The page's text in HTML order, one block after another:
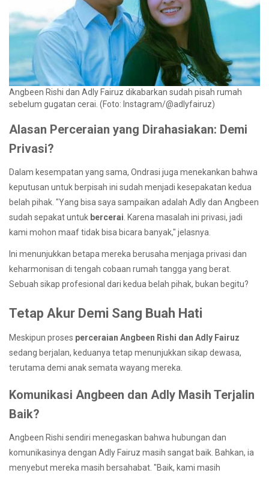
Angbeen Rishi dan Adly Fairuz dikabarkan sudah pisah rumah
sebelum gugatan cerai. (Foto: Instagram/@adlyfairuz)
Alasan Perceraian yang Dirahasiakan: Demi
Privasi?
Dalam kesempatan yang sama, Ondrasi juga menekankan bahwa
keputusan untuk berpisah ini sudah menjadi kesepakatan kedua
belah pihak. "Yang bisa saya sampaikan adalah Adly dan Angbeen
sudah sepakat untuk bercerai . Karena masalah ini privasi, jadi
kami mohon maaf tidak bisa bicara banyak," jelasnya.
Ini menunjukkan betapa mereka berusaha menjaga privasi dan
keharmonisan di tengah cobaan rumah tangga yang berat.
Sebuah sikap profesional dari kedua belah pihak, bukan begitu?
Tetap Akur Demi Sang Buah Hati
Meskipun proses perceraian Angbeen Rishi dan Adly Fairuz
sedang berjalan, keduanya tetap menunjukkan sikap dewasa,
terutama demi anak semata wayang mereka.
Komunikasi Angbeen dan Adly Masih Terjalin
Baik?
Angbeen Rishi sendiri menegaskan bahwa hubungan dan
komunikasinya dengan Adly Fairuz masih sangat baik. Bahkan, ia
menyebut mereka masih bersahabat. "Baik, kami masih